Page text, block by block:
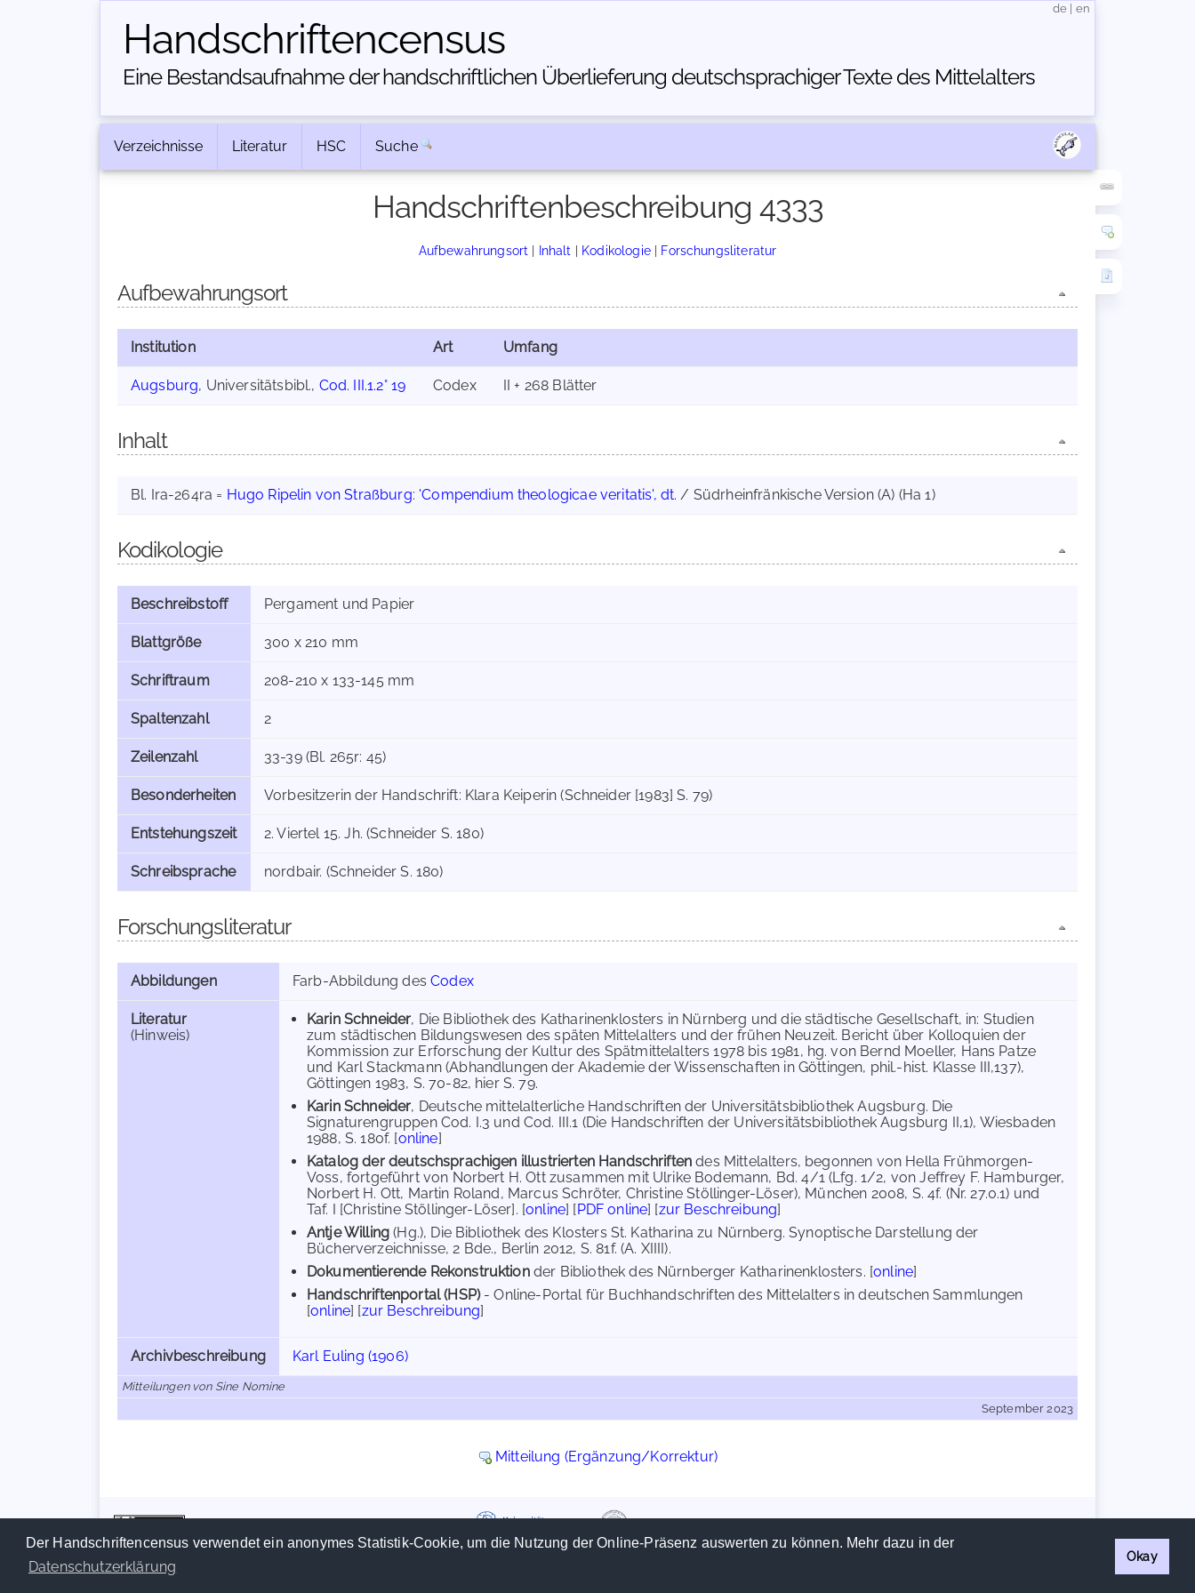
Der Handschriftencensus verwendet ein anonymes Statistik-Cookie, um die Nutzung der Online-Präsenz auswerten zu können. Mehr dazu in der
Datenschutzerklärung
Okay
Handschriften­census
Eine Bestandsaufnahme der handschriftlichen Über­lieferung deutschsprachiger Texte des Mittelalters
de en
Verzeichnisse Literatur HSC Suche
Handschriftenbeschreibung 4333
Aufbewahrungsort | Inhalt | Kodikologie| Forschungsliteratur
Aufbewahrungsort
Institution Art Umfang
Augsburg, Universitätsbibl., Cod. III.1.2° 19 Codex II + 268 Blätter
Inhalt
Bl. Ira-264ra = Hugo Ripelin von Straßburg: 'Compendium theologicae veritatis', dt. / Südrheinfränkische Version (A) (Ha 1)
Kodikologie
Beschreibstoff Pergament und Papier
Blattgröße 300 x 210 mm
Schriftraum 208-210 x 133-145 mm
Spaltenzahl 2
Zeilenzahl 33-39 (Bl. 265r: 45)
Besonderheiten Vorbesitzerin der Handschrift: Klara Keiperin (Schneider [1983] S. 79)
Entstehungszeit 2. Viertel 15. Jh. (Schneider S. 180)
Schreibsprache nordbair. (Schneider S. 180)
Forschungsliteratur
Abbildungen Farb-Abbildung desCodex
Literatur
(Hinweis)
Karin Schneider, Die Bibliothek des Katharinenklosters in Nürnberg und die städtische Gesellschaft, in: Studien
zum städtischen Bildungswesen des späten Mittelalters und der frühen Neuzeit. Bericht über Kolloquien der
Kommission zur Erforschung der Kultur des Spätmittelalters 1978 bis 1981, hg. von Bernd Moeller, Hans Patze
und Karl Stackmann (Abhandlungen der Akademie der Wissenschaften in Göttingen, phil.-hist. Klasse III,137),
Göttingen 1983, S. 70-82, hier S. 79.
Karin Schneider, Deutsche mittelalterliche Handschriften der Universitätsbibliothek Augsburg. Die
Signaturengruppen Cod. I.3 und Cod. III.1 (Die Handschriften der Universitätsbibliothek Augsburg II,1), Wiesbaden
1988, S. 180f. [online]
Katalog der deutschsprachigen illustrierten Handschriften des Mittelalters, begonnen von Hella Frühmorgen-
Voss, fortgeführt von Norbert H. Ott zusammen mit Ulrike Bodemann, Bd. 4/1 (Lfg. 1/2, von Jeffrey F. Hamburger,
Norbert H. Ott, Martin Roland, Marcus Schröter, Christine Stöllinger-Löser), München 2008, S. 4f. (Nr. 27.0.1) und
Taf. I [Christine Stöllinger-Löser]. [online] [PDF online] [zur Beschreibung]
Antje Willing(Hg.), Die Bibliothek des Klosters St. Katharina zu Nürnberg. Synoptische Darstellung der
Bücherverzeichnisse, 2 Bde., Berlin 2012, S. 81f. (A. XIIII).
Dokumentierende Rekonstruktion der Bibliothek des Nürnberger Katharinenklosters. [online]
Handschriftenportal (HSP)- Online-Portal für Buchhandschriften des Mittelalters in deutschen Sammlungen
[online] [zur Beschreibung]
Archivbeschreibung Karl Euling (1906)
Mitteilungen von Sine Nomine
September 2023
Mitteilung (Ergänzung/Korrektur)